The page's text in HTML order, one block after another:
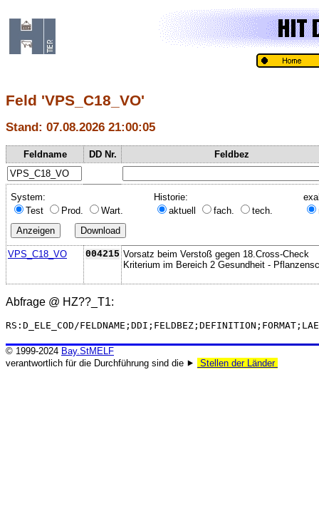
Feld 'VPS_C18_VO'
Stand: 07.08.2026 21:00:05
Feldname DD Nr. Feldbez
System:
Test
Prod. Wart.
Historie:
aktuell
fach. tech.
VPS_C18_VO 004215 Vorsatz beim Verstoß gegen 18.Cross-Check
Kriterium im Bereich 2 Gesundheit -
Abfrage @ HZ??_T1:
RS:D_ELE_COD/
© 1999-2024 Bay.StMELF
verantwortlich für die Durchführung sind die ⯈
Stellen der Länder